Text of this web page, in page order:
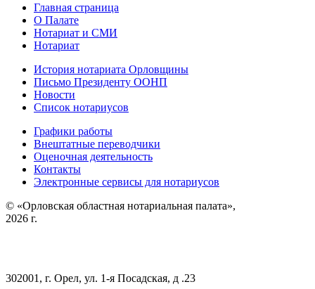
Главная страница
О Палате
Нотариат и СМИ
Нотариат
История нотариата Орловщины
Письмо Президенту ООНП
Новости
Список нотариусов
Графики работы
Внештатные переводчики
Оценочная деятельность
Контакты
Электронные сервисы для нотариусов
© «Орловская областная нотариальная палата»,
2026 г.
302001, г. Орел, ул. 1-я Посадская, д .23